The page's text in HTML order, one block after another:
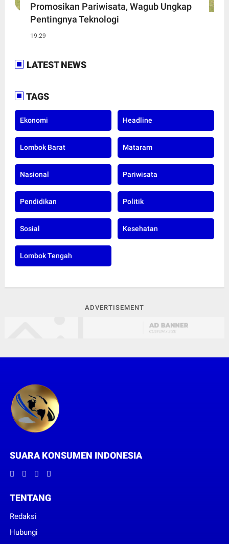
Promosikan Pariwisata, Wagub Ungkap
Pentingnya Teknologi
19:29
LATEST NEWS
TAGS
Ekonomi Headline
Lombok Barat Mataram
Nasional Pariwisata
Pendidikan Politik
Sosial Kesehatan
Lombok Tengah
ADVERTISEMENT
SUARA KONSUMEN INDONESIA
TENTANG
Redaksi
Hubungi